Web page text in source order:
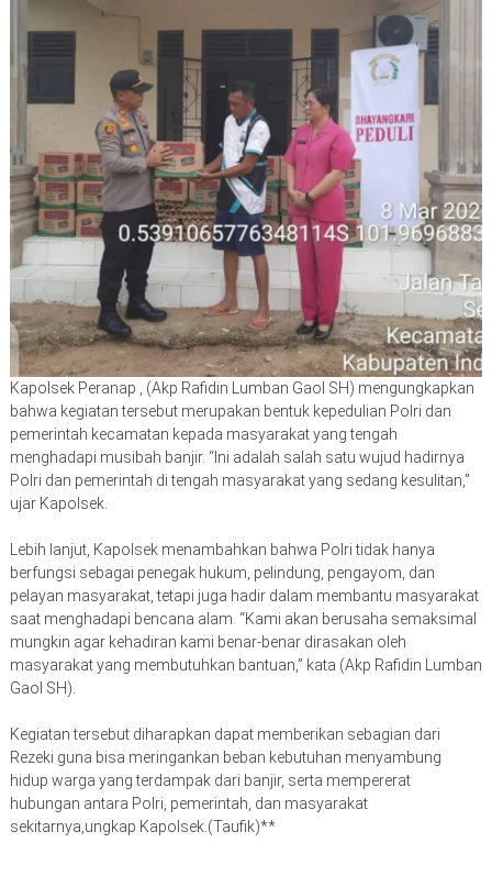
Kapolsek Peranap , (Akp Rafidin Lumban Gaol SH) mengungkapkan
bahwa kegiatan tersebut merupakan bentuk kepedulian Polri dan
pemerintah kecamatan kepada masyarakat yang tengah
menghadapi musibah banjir. “Ini adalah salah satu wujud hadirnya
Polri dan pemerintah di tengah masyarakat yang sedang kesulitan,”
ujar Kapolsek.
Lebih lanjut, Kapolsek menambahkan bahwa Polri tidak hanya
berfungsi sebagai penegak hukum, pelindung, pengayom, dan
pelayan masyarakat, tetapi juga hadir dalam membantu masyarakat
saat menghadapi bencana alam. “Kami akan berusaha semaksimal
mungkin agar kehadiran kami benar-benar dirasakan oleh
masyarakat yang membutuhkan bantuan,” kata (Akp Rafidin Lumban
Gaol SH).
Kegiatan tersebut diharapkan dapat memberikan sebagian dari
Rezeki guna bisa meringankan beban kebutuhan menyambung
hidup warga yang terdampak dari banjir, serta mempererat
hubungan antara Polri, pemerintah, dan masyarakat
sekitarnya,ungkap Kapolsek.(Taufik)**